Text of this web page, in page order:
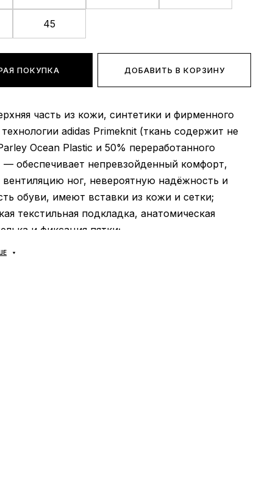
45
ПОКУПКА ДОБАВИТЬ В КОРЗИНУ
часть из кожи, синтетики и фирменного
adidas Primeknit (ткань содержит не
Ocean Plastic и 50% переработанного
— обеспечивает непревзойденный комфорт,
ног, невероятную надёжность и
обуви, имеют вставки из кожи и сетки;
текстильная подкладка, анатомическая
и фиксация пятки;